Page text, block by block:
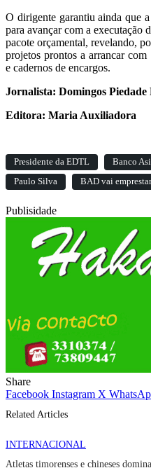
O dirigente garantiu ainda que
para avançar com a executação
pacote orçamental, revelando,
projetos prontos a arrancar
e cadernos de encargos.
Jornalista: Domingos Piedade
Editora: Maria Auxiliadora
Presidente da EDTL
Banco
Paulo Silva
BAD vai
Publisidade
Share
Facebook Instagram X
Related Articles
INTERNACIONAL
Atletas timorenses e chineses